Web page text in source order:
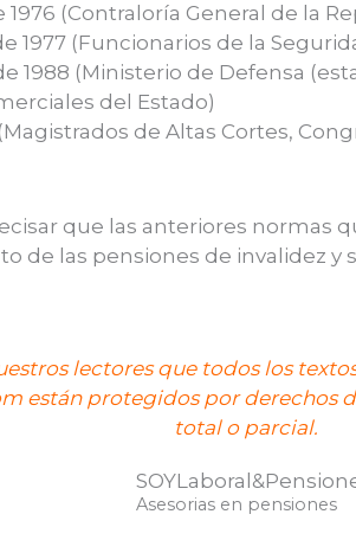
1976 (Contraloría General de la
1977 (Funcionarios de la
1988 (Ministerio de Defensa
del Estado)
(Magistrados de Altas Cortes,
que las anteriores normas
de las pensiones de invalidez y
lectores que todos los
están protegidos por derechos
total o parcial.
Asesorias en pensiones